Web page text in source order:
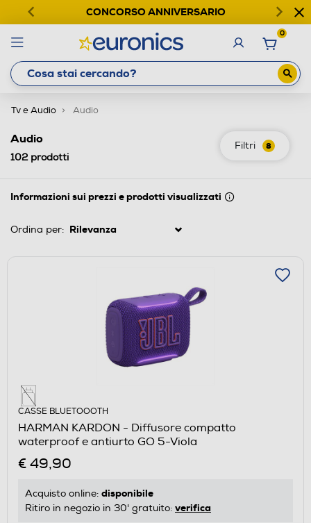
CONCORSO ANNIVERSARIO
0
Tv e Audio Audio
Filtri 8
Audio
102prodotti
Informazioni sui prezzi e prodotti visualizzati
Ordina per:
CASSE BLUETOOOTH
HARMAN KARDON - Diffusore compatto
waterproof e antiurto GO 5-Viola
€ 49,90
Acquisto online: disponibile
Ritiro in negozio in 30' gratuito: verifica